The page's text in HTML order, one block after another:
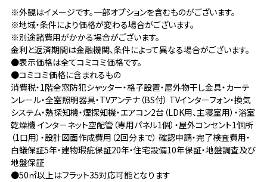
※外観はイメージです。一部オプションを含むものがございます。
※地域・条件により価格が変わる場合がございます。
※別途諸費用がかかる場合がございます。
金利と返済期間は金融機関、条件によって異なる場合がございます。
●表示価格は全てコミコミ価格です。
●コミコミ価格に含まれるもの
消費税・1階全窓防犯シャッター・格子設置・屋外物干し金具・カーテ
ンレール・全室照明器具・TVアンテナ（BS付） TVインターフォン・換気
システム・熱探知機・煙探知機・エアコン2台（LDK用、主寝室用）・浴室
乾燥機 インターネット空配管（専用パネル1個）・屋外コンセント1個所
（1口用）・設計図面作成費用（2回分まで） 確認申請・完了検査費用・
白蟻保証5年・建物瑕疵保証20年・住宅設備10年保証・地盤調査及び
地盤保証
●50㎡以上はフラット35対応可能となります